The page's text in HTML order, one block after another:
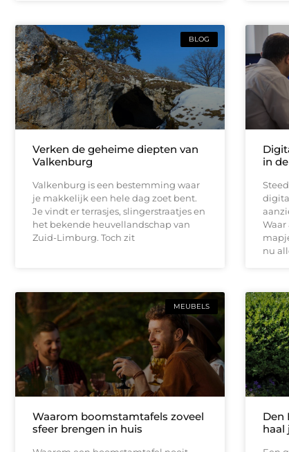
BLOG
Verken de geheime diepten van
Valkenburg
Valkenburg is een bestemming waar
je makkelijk een hele dag zoet bent.
Je vindt er terrasjes, slingerstraatjes en
het bekende heuvellandschap van
Zuid-Limburg. Toch zit
in
Waar
nu
MEUBELS
Waarom boomstamtafels zoveel
sfeer brengen in huis
Den
haal